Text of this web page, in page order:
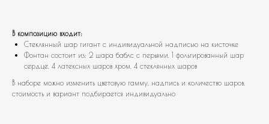
В композицию входит:
Стеклянный шар гигант с индивидуальной надписью на кисточке
Фонтан состоит из: 2 шара баблс с перьями, 1 фольгированный шар
сердце, 4 латексных шаров хром, 4 стеклянных шаров
В наборе можно изменить цветовую гамму, надпись и количество шаров,
стоимость и вариант подбирается индивидуально